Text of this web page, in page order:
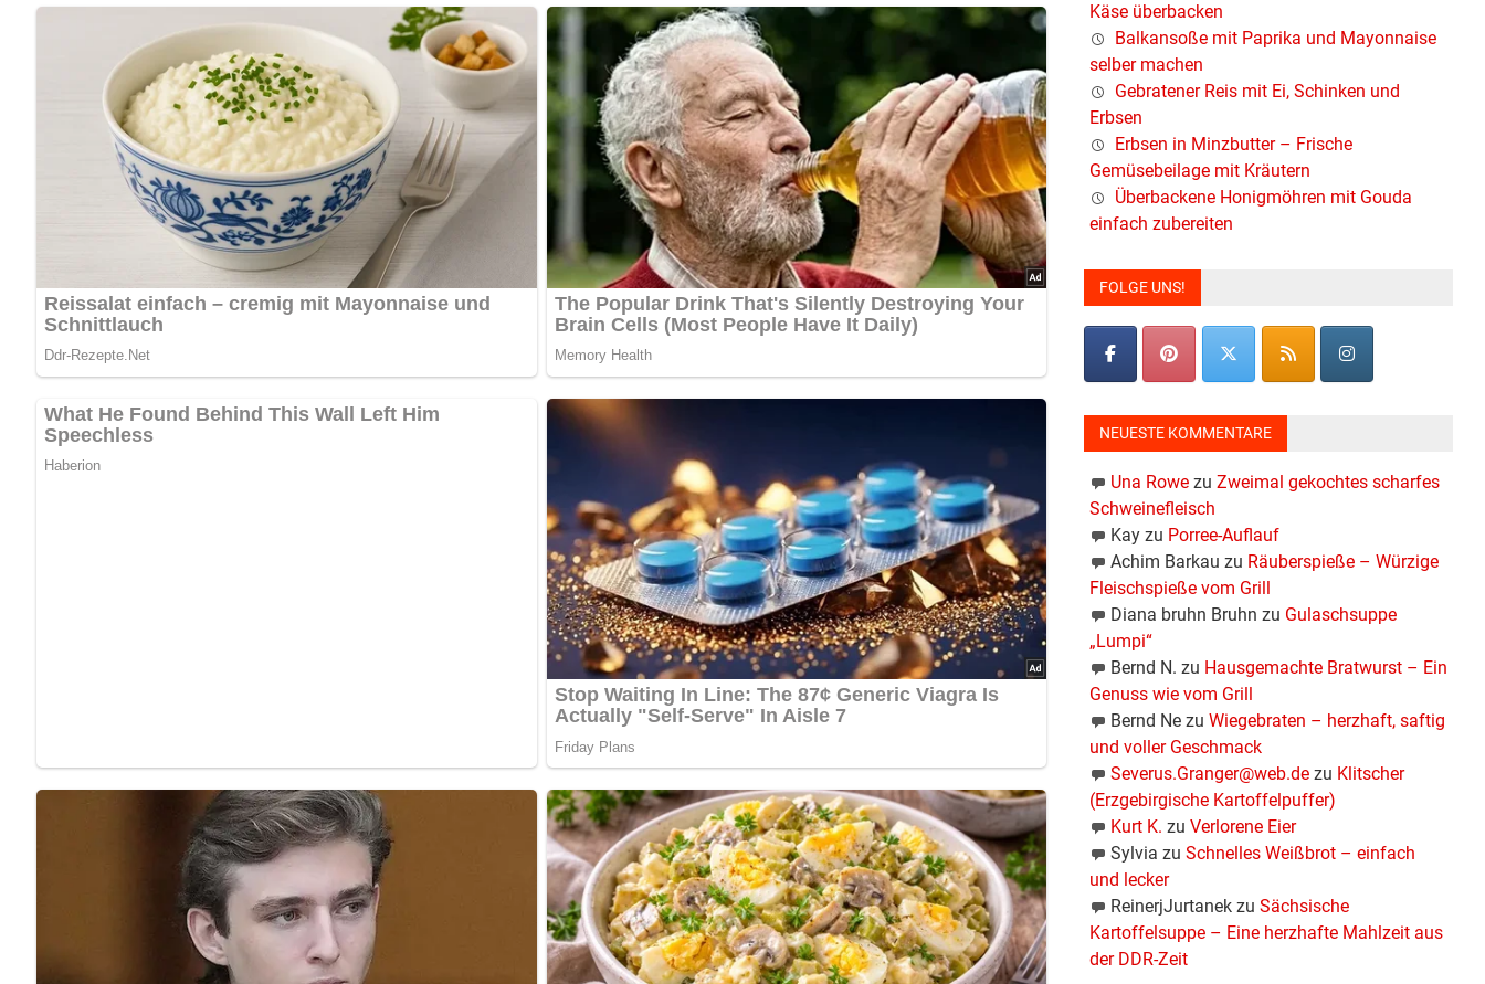
Käse überbacken
Balkansoße mit Paprika und Mayonnaise
selber machen
Gebratener Reis mit Ei, Schinken und
Erbsen
Erbsen in Minzbutter – Frische
Gemüsebeilage mit Kräutern
Überbackene Honigmöhren mit Gouda
einfach zubereiten
FOLGE UNS!
NEUESTE KOMMENTARE
Una Rowezu Zweimal gekochtes scharfes
Schweinefleisch
Kayzu Porree-Auflauf
Achim Barkau zu Räuberspieße – Würzige
Fleischspieße vom Grill
Diana bruhn Bruhn zu Gulaschsuppe
„Lumpi“
Bernd N. zu Hausgemachte Bratwurst – Ein
Genuss wie vom Grill
Bernd Nezu Wiegebraten – herzhaft, saftig
und voller Geschmack
Severus.Granger@web.dezu Klitscher
(Erzgebirgische Kartoffelpuffer)
Kurt K. zu Verlorene Eier
Sylvia zu Schnelles Weißbrot – einfach
und lecker
ReinerjJurtanekzu Sächsische
Kartoffelsuppe – Eine herzhafte Mahlzeit aus
der DDR-Zeit